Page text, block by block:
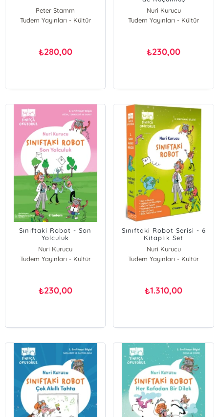
Peter Stamm
Ümit Mutlu
Tudem Yayınları - Kültür
₺280,00
Nuri Kurucu
Tudem Yayınları - Kültür
₺230,00
Sınıftaki Robot - Son
Yolculuk
Nuri Kurucu
Tudem Yayınları - Kültür
₺230,00
Sınıftaki Robot Serisi - 6
Kitaplık Set
Nuri Kurucu
Tudem Yayınları - Kültür
₺1.310,00